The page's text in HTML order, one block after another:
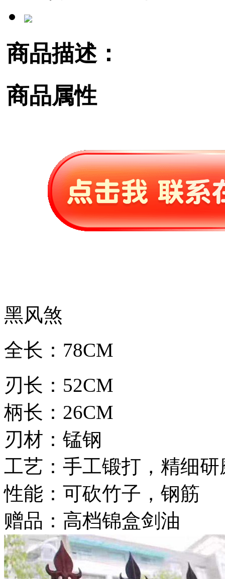
商品描述：
商品属性
黑风煞
全长：78CM
刃长：52CM
柄长：26CM
刃材：锰钢
工艺：手工锻打，精细研
性能：可砍竹子，钢筋
赠品：高档锦盒剑油